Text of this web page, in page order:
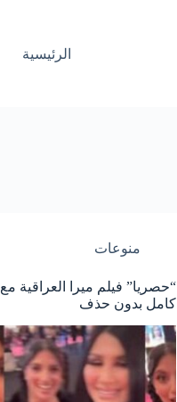
الرئيسية
منوعات
كامل بدون حذف